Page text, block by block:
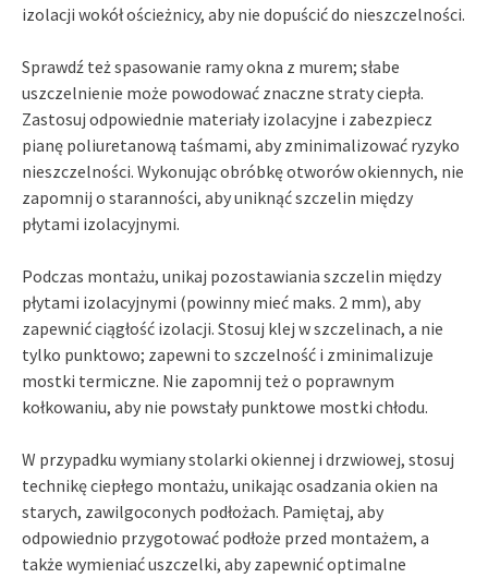
izolacji wokół ościeżnicy, aby nie dopuścić do nieszczelności.
Sprawdź też spasowanie ramy okna z murem; słabe
uszczelnienie może powodować znaczne straty ciepła.
Zastosuj odpowiednie materiały izolacyjne i zabezpiecz
pianę poliuretanową taśmami, aby zminimalizować ryzyko
nieszczelności. Wykonując obróbkę otworów okiennych, nie
zapomnij o staranności, aby uniknąć szczelin między
płytami izolacyjnymi.
Podczas montażu, unikaj pozostawiania szczelin między
płytami izolacyjnymi (powinny mieć maks. 2 mm), aby
zapewnić ciągłość izolacji. Stosuj klej w szczelinach, a nie
tylko punktowo; zapewni to szczelność i zminimalizuje
mostki termiczne. Nie zapomnij też o poprawnym
kołkowaniu, aby nie powstały punktowe mostki chłodu.
W przypadku wymiany stolarki okiennej i drzwiowej, stosuj
technikę ciepłego montażu, unikając osadzania okien na
starych, zawilgoconych podłożach. Pamiętaj, aby
odpowiednio przygotować podłoże przed montażem, a
także wymieniać uszczelki, aby zapewnić optimalne